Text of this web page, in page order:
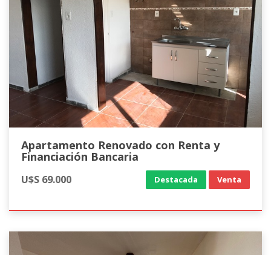
Apartamento Renovado con Renta y
Financiación Bancaria
U$S 69.000 Destacada Venta